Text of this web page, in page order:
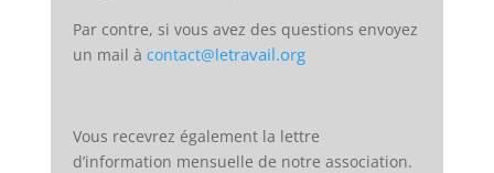
Par contre, si vous avez des questions envoyez
un mail à contact@letravail.org
Vous recevrez également la lettre
d’information mensuelle de notre association.